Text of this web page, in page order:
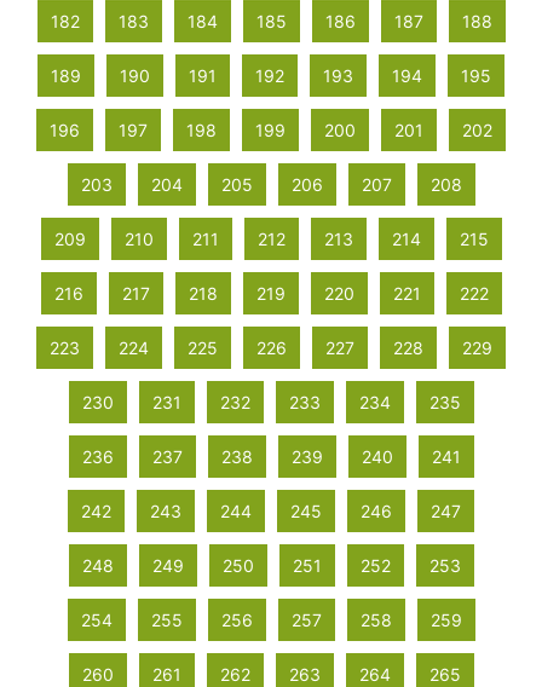
182 183 184 185 186 187 188
189 190 191 192 193 194 195
196 197 198 199 200 201 202
203 204 205 206 207 208
209 210 211 212 213 214 215
216 217 218 219 220 221 222
223 224 225 226 227 228 229
230 231 232 233 234 235
236 237 238 239 240 241
242 243 244 245 246 247
248 249 250 251 252 253
254 255 256 257 258 259
260 261 262 263 264 265